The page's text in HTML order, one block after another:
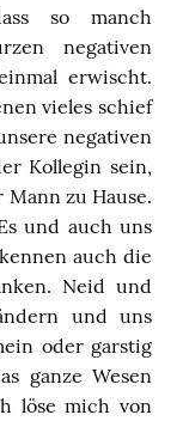
so manch
negativen
erwischt.
vieles schief
negativen
Kollegin sein,
zu Hause.
und auch uns
auch die
Neid und
und uns
oder garstig
ganze Wesen
löse mich von